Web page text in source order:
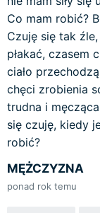
Co mam robić?
Czuję się tak
płakać, czasem
ciało
chęci zrobienia
trudna i
się czuję, kiedy
robić?
MĘŻCZYZNA
ponad rok temu